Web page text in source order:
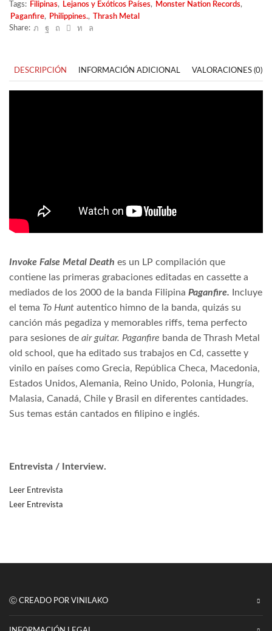
Death
cantidad
Tags: Filipinas, Lejanos y Exóticos Países, Monster Nation Records,
Paganfire, Philippines.,
Thrash Metal
Share:
DESCRIPCIÓN INFORMACIÓN ADICIONAL VALORACIONES (0)
Invoke False Metal Death es un LP compilación que
contiene las primeras grabaciones editadas en cassette a
mediados de los 2000 de la banda Filipina Paganfire.
Incluye
el tema To Hunt autentico himno de la banda, quizás su
canción más pegadiza y memorables riffs, tema perfecto
para sesiones de air guitar. Paganfire banda de Thrash Metal
old school, que ha editado sus trabajos en Cd, cassette y
vinilo en países como Grecia, República Checa, Macedonia,
Estados Unidos, Alemania, Reino Unido, Polonia, Hungría,
Malasia, Canadá, Chile y Brasil en diferentes cantidades.
Sus temas están cantados en filipino e inglés.
Entrevista / Interview.
Leer Entrevista
Leer Entrevista
Ⓒ CREADO POR VINILAKO